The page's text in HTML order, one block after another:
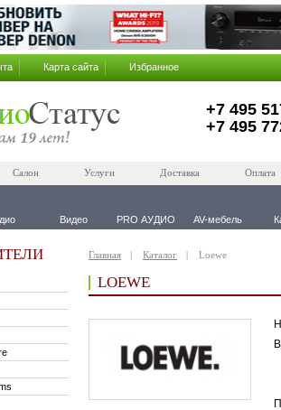
Карта сайта Избранное
+7 495
+7 495
Салон Услуги Доставка Оплата
Видео PRO АУДИО AV-мебель
Главная Каталог Loewe
LOEWE